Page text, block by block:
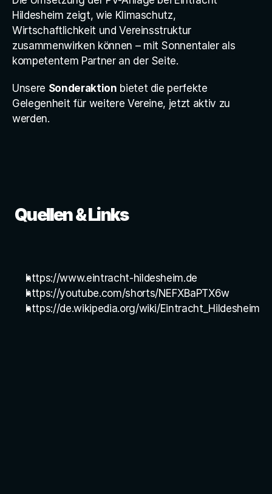
Hildesheim zeigt, wie Klimaschutz,
Wirtschaftlichkeit und Vereinsstruktur
zusammenwirken können – mit Sonnentaler als
kompetentem Partner an der Seite.
Unsere Sonderaktion bietet die perfekte
Gelegenheit für weitere Vereine, jetzt aktiv zu
werden.
Quellen & Links
https://www.eintracht-hildesheim.de
https://youtube.com/shorts/NEFXBaPTX6w
https://de.wikipedia.org/wiki/Eintracht_Hildesheim